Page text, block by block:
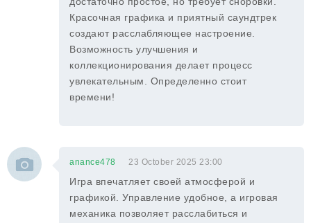
Красочная графика и приятный саундтрек
создают расслабляющее настроение.
Возможность улучшения и
коллекционирования делает процесс
увлекательным. Определенно стоит
времени!
anance478 23 October 2025 23:00
Игра впечатляет своей атмосферой и
графикой. Управление удобное, а игровая
механика позволяет расслабиться и